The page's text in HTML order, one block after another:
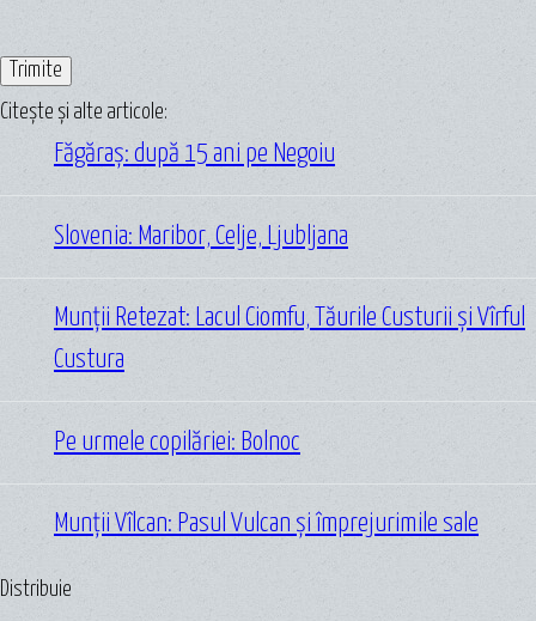
Citește și alte articole:
Făgăraș: după 15 ani pe Negoiu
Slovenia: Maribor, Celje, Ljubljana
Munții Retezat: Lacul Ciomfu, Tăurile Custurii și Vîrful
Custura
Pe urmele copilăriei: Bolnoc
Munții Vîlcan: Pasul Vulcan și împrejurimile sale
Distribuie